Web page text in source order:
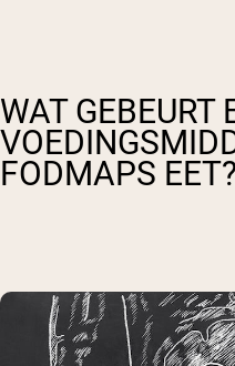
WAT GEBEURT
FODMAPS EET?